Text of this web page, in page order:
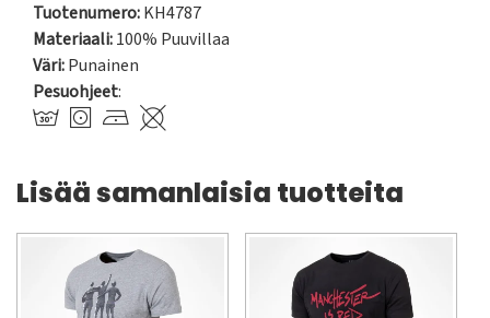
Tuotenumero:KH4787
Materiaali:100% Puuvillaa
Väri:Punainen
Pesuohjeet:
Lisää samanlaisia tuotteita